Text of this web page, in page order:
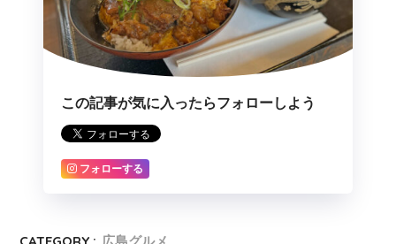
この記事が気に入ったらフォローしよう
フォローする